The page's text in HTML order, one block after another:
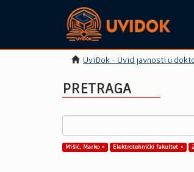
UviDok - Uvid javnosti u
PRETRAGA
Mišić, Marko × Elektrotehnički fakultet ×